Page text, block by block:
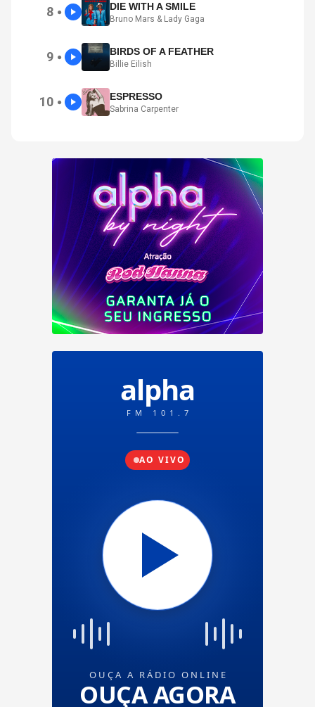
8 ● DIE WITH A SMILE
Bruno Mars & Lady Gaga
9 ● BIRDS OF A FEATHER
Billie Eilish
10 ● ESPRESSO
Sabrina Carpenter